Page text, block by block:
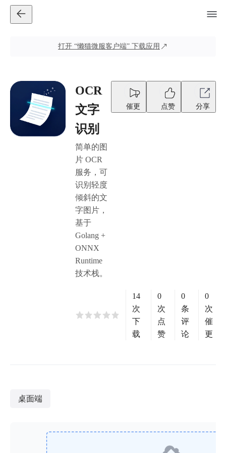
打开 “懒猫微服客户端” 下载应用
OCR
文字
识别
简单的图
片 OCR
服务，可
识别轻度
倾斜的文
字图片，
基于
Golang +
ONNX
Runtime
技术栈。
催更 点赞 分享
14
次
下
载
0
次
点
赞
0
条
评
论
0
次
催
更
桌面端